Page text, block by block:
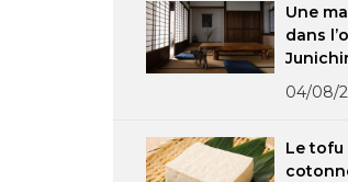
Une
dans
04/08/
Le tofu